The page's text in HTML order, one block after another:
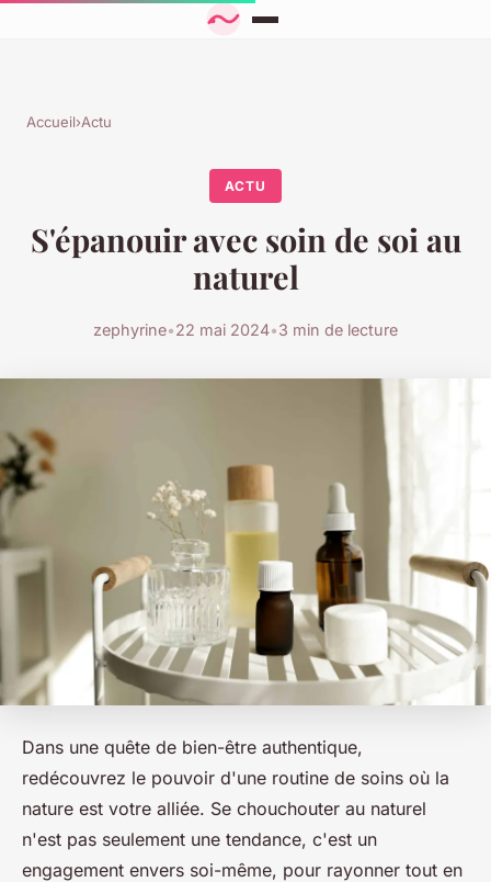
Accueil›Actu
ACTU
S'épanouir avec soin de soi au
naturel
zephyrine•22 mai 2024•3 min de lecture
Dans une quête de bien-être authentique,
redécouvrez le pouvoir d'une routine de soins où la
nature est votre alliée. Se chouchouter au naturel
n'est pas seulement une tendance, c'est un
engagement envers soi-même, pour rayonner tout en